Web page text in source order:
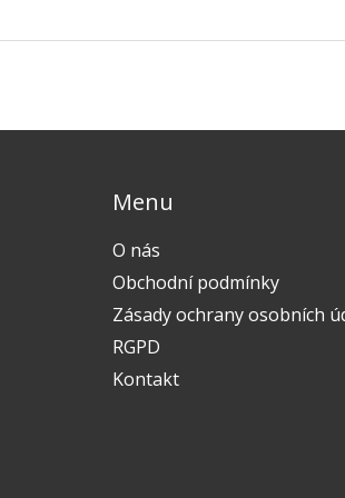
Menu
O nás
Obchodní podmínky
Zásady ochrany osobních
RGPD
Kontakt